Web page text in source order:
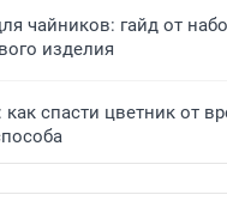
чайников: гайд от
изделия
спасти цветник от